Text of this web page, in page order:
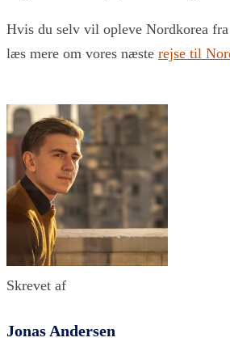
Hvis du selv vil opleve Nordkorea
læs mere om vores næste rejse til
Skrevet af
Jonas Andersen